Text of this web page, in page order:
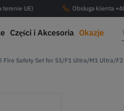
terenie UE) Obsługa klienta
Części i Akcesoria Okazje
Fire Safety Set for S1/F1 Ultra/M1 Ultra/